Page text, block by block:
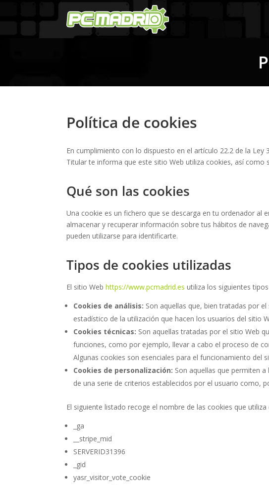
Política de cookies
En cumplimiento con lo dispuesto en el artículo 22.2 de la
Titular te informa que este sitio Web utiliza cookies, así
Qué son las cookies
Una cookie es un fichero que se descarga en tu ordenador al
almacenar y recuperar información sobre tus hábitos de
pueden utilizarse para identificarte.
Tipos de cookies utilizadas
El sitio Webhttps://www.pcmadrid.es utiliza los siguientes
Cookies de análisis: Son aquellas que, bien tratadas por
estadístico de la utilización que hacen los usuarios del sitio
Cookies técnicas: Son aquellas tratadas por el sitio Web
funciones, como por ejemplo, llevar a cabo el proceso de
Algunas cookies son esenciales para el funcionamiento
Cookies de personalización: Son aquellas que permiten
de una serie de criterios establecidos por el usuario como,
El siguiente listado recoge el nombre de las cookies que utiliza
_ga
__stripe_mid
SERVERID31396
_gid
yasr_visitor_vote_cookie